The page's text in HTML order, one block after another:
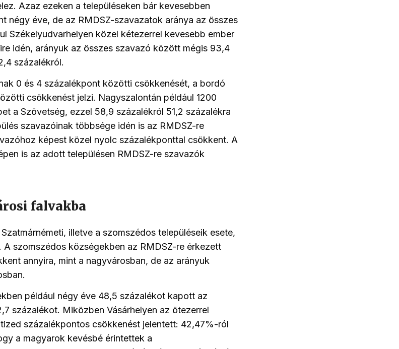
Azaz ezeken a településeken bár kevesebben
négy éve, de az RMDSZ-szavazatok aránya az összes
Székelyudvarhelyen közel kétezerrel kevesebb ember
idén, arányuk az összes szavazó között mégis 93,4
százalékról.
0 és 4 százalékpont közötti csökkenését, a bordó
csökkenést jelzi. Nagyszalontán például 1200
a Szövetség, ezzel 58,9 százalékról 51,2 százalékra
szavazóinak többsége idén is az RMDSZ-re
képest közel nyolc százalékponttal csökkent. A
is az adott településen RMDSZ-re szavazók
falvakba
illetve a szomszédos településeik esete,
szomszédos községekben az RMDSZ-re érkezett
annyira, mint a nagyvárosban, de az arányuk
például négy éve 48,5 százalékot kapott az
százalékot. Miközben Vásárhelyen az ötezerrel
százalékpontos csökkenést jelentett: 42,47%-ról
a magyarok kevésbé érintettek a